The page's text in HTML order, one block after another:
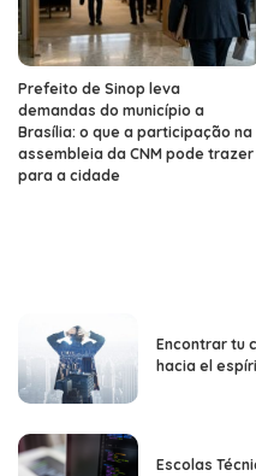
Prefeito de Sinop leva
demandas do município a
Brasília: o que a participação na
assembleia da CNM pode trazer
para a cidade
Encontrar tu
hacia el
Escolas